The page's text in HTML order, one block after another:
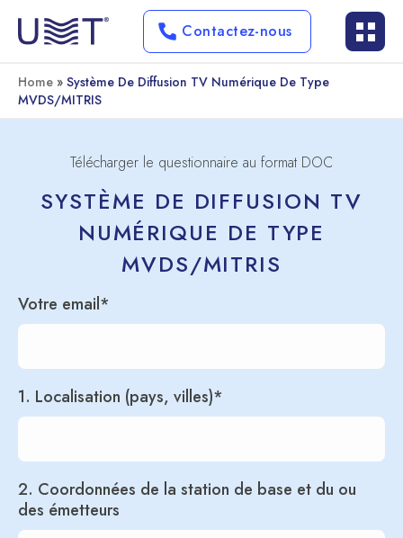
Contactez-nous
Home » Système De Diffusion TV Numérique De Type
MVDS/MITRIS
Télécharger le questionnaire au format DOC
SYSTÈME DE DIFFUSION TV
NUMÉRIQUE DE TYPE
MVDS/MITRIS
Votre email*
1. Localisation (pays, villes)*
2. Coordonnées de la station de base et du ou
des émetteurs